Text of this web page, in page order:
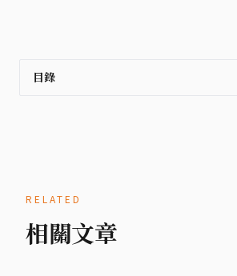
目錄
RELATED
相關文章